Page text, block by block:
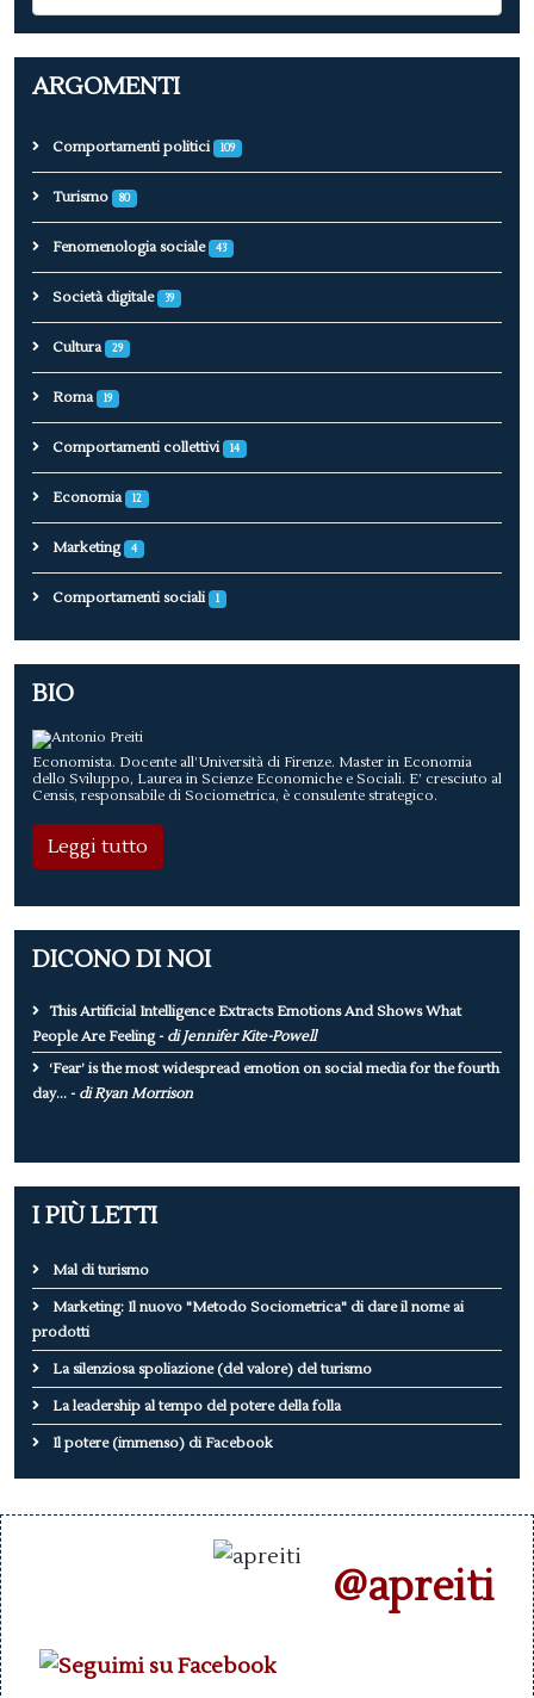
ARGOMENTI
Comportamenti politici 109
Turismo 80
Fenomenologia sociale 43
Società digitale 39
Cultura 29
Roma 19
Comportamenti collettivi 14
Economia 12
Marketing 4
Comportamenti sociali 1
BIO
Economista. Docente all’Università di Firenze. Master in Economia
dello Sviluppo, Laurea in Scienze Economiche e Sociali. E’ cresciuto al
Censis, responsabile di Sociometrica, è consulente strategico.
Leggi tutto
DICONO DI NOI
This Artificial Intelligence Extracts Emotions And Shows What
People Are Feeling - di Jennifer Kite-Powell
‘Fear’ is the most widespread emotion on social media for the fourth
day... - di Ryan Morrison
I PIÙ LETTI
Mal di turismo
Marketing: Il nuovo "Metodo Sociometrica" di dare il nome ai
prodotti
La silenziosa spoliazione (del valore) del turismo
La leadership al tempo del potere della folla
Il potere (immenso) di Facebook
@apreiti